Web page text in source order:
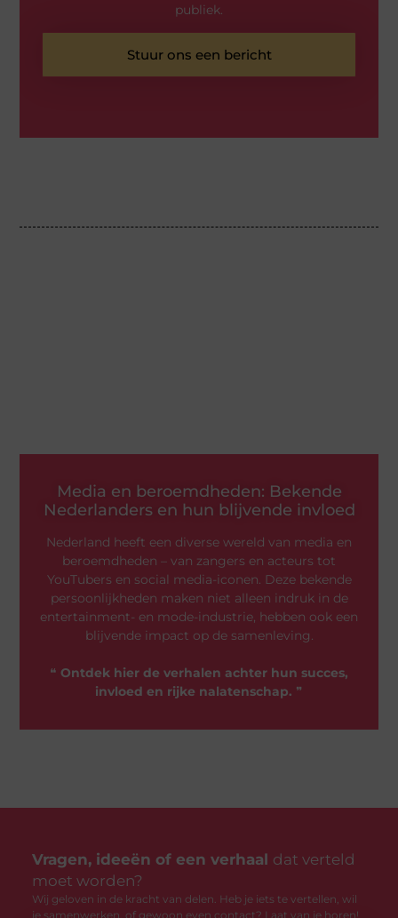
publiek.
Stuur ons een bericht
Media en beroemdheden: Bekende
Nederlanders en hun blijvende invloed
Nederland heeft een diverse wereld van media en
beroemdheden – van zangers en acteurs tot
YouTubers en social media-iconen. Deze bekende
persoonlijkheden maken niet alleen indruk in de
entertainment- en mode-industrie, hebben ook een
blijvende impact op de samenleving.
❝ Ontdek hier de verhalen achter hun succes,
invloed en rijke nalatenschap. ❞
Vragen, ideeën of een verhaal dat verteld
moet worden?
Wij geloven in de kracht van delen. Heb je iets te vertellen, wil
je samenwerken, of gewoon even contact? Laat van je horen!